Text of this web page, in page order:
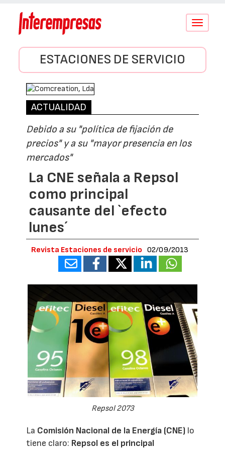
Conmutar
ESTACIONES DE SERVICIO
ACTUALIDAD
Debido a su "política de fijación de
precios" y a su "mayor presencia en los
mercados"
La CNE señala a Repsol
como principal
causante del `efecto
lunes´
Revista Estaciones de servicio 02/09/2013
Repsol 2073
La Comisión Nacional de la Energía (CNE) lo
tiene claro: Repsol es el principal